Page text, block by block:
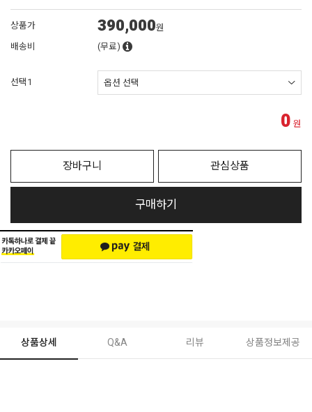
상품가 390,000원
배송비
(무료)
선택1
0 원
장바구니 관심상품
구매하기
상품상세 Q&A 리뷰 상품정보제공